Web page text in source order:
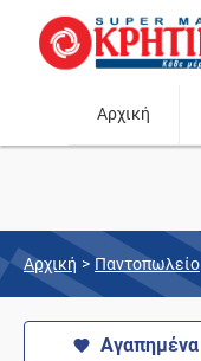
Αρχική
Αρχική > Παντοπωλείο
Αγαπημένα